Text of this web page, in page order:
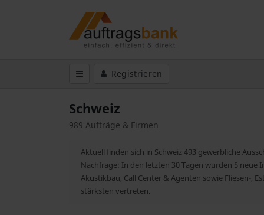
Registrieren
Schweiz
989 Aufträge & Firmen
Aktuell finden sich in Schweiz 493 gewerbliche
Nachfrage: In den letzten 30 Tagen wurden 5 neue
Akustikbau, Call Center & Agenten sowie Fliesen-,
stärksten vertreten.